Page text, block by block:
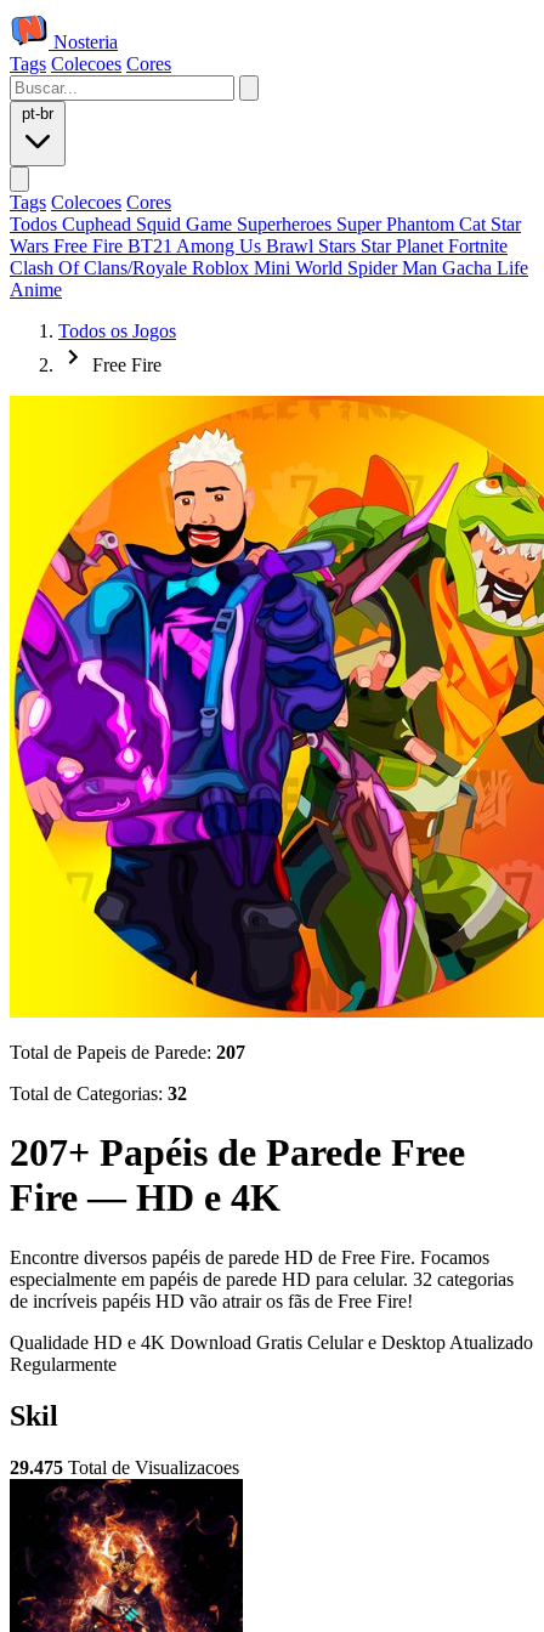
Nosteria
Tags Colecoes Cores
pt-br
Tags Colecoes Cores
Todos Cuphead Squid Game Superheroes Super Phantom Cat Star
Wars Free Fire BT21 Among Us Brawl Stars Star Planet Fortnite
Clash Of Clans/Royale Roblox Mini World Spider Man Gacha Life
Anime
Todos os Jogos
Free Fire
Total de Papeis de Parede: 207
Total de Categorias: 32
207+ Papéis de Parede Free
Fire — HD e 4K
Encontre diversos papéis de parede HD de Free Fire. Focamos
especialmente em papéis de parede HD para celular. 32 categorias
de incríveis papéis HD vão atrair os fãs de Free Fire!
Qualidade HD e 4K Download Gratis Celular e Desktop Atualizado
Regularmente
Skil
29.475 Total de Visualizacoes